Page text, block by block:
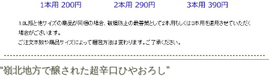
“嶺北地方で醸された超辛口ひやおろし”